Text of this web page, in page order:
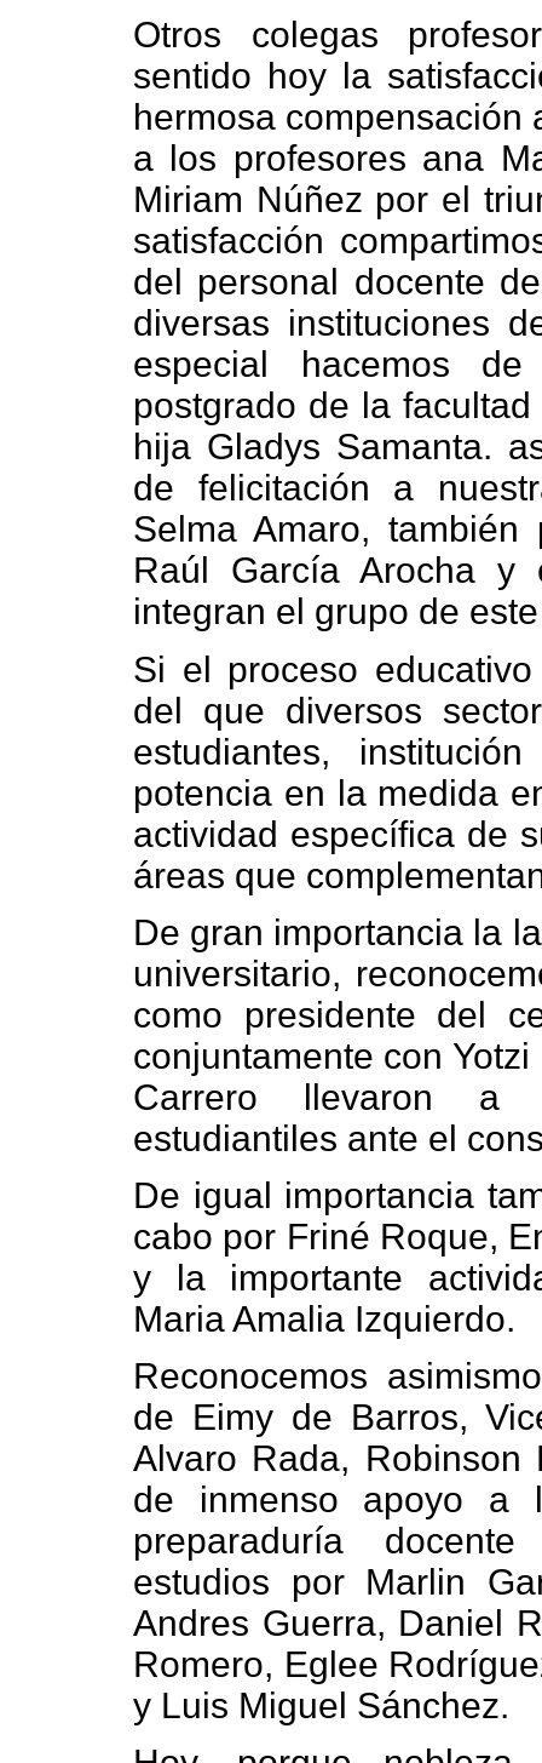
Otros colegas
sentido hoy la
hermosa compensación
a los profesores ana
Miriam Núñez por el
satisfacción
del personal docente
diversas instituciones
especial hacemos
postgrado de la
hija Gladys Samanta.
de felicitación a
Selma Amaro,
Raúl García Arocha y
integran el grupo de
Si el proceso
del que diversos
estudiantes,
potencia en la medida
actividad específica de
áreas que
De gran importancia la
universitario,
como presidente del
conjuntamente con
Carrero llevaron a
estudiantiles ante el
De igual importancia
cabo por Friné Roque,
y la importante
Maria Amalia Izquierdo.
Reconocemos
de Eimy de Barros,
Alvaro Rada,
de inmenso apoyo a
preparaduría
estudios por Marlin
Andres Guerra, Daniel
Romero, Eglee
y Luis Miguel Sánchez.